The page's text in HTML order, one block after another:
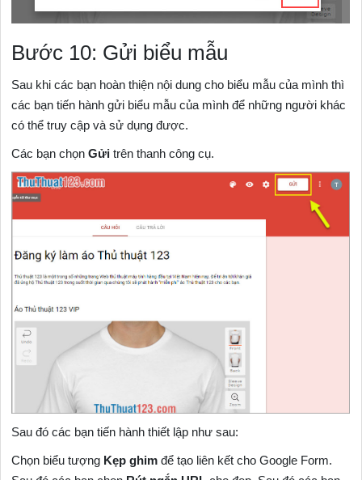
Bước 10: Gửi biểu mẫu
Sau khi các bạn hoàn thiện nội dung cho biểu mẫu của mình thì
các bạn tiến hành gửi biểu mẫu của mình để những người khác
có thể truy cập và sử dụng được.
Các bạn chọnGửi trên thanh công cụ.
Sau đó các bạn tiến hành thiết lập như sau:
Chọn biểu tượng Kẹp ghim để tạo liên kết cho Google Form.